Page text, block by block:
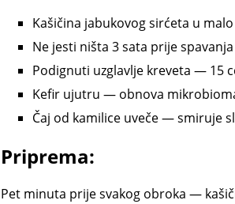
Kašičina jabukovog sirćeta u
Ne jesti ništa 3 sata prije spavanja
Podignuti uzglavlje kreveta — 15
Kefir ujutru — obnova
Čaj od kamilice uveče — smiruje
Priprema:
Pet minuta prije svakog obroka —